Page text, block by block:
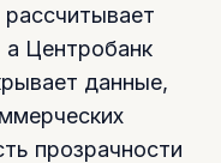
Центробанк
данные,
прозрачности